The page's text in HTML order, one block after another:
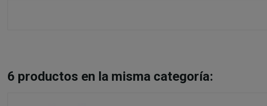
6 productos en la misma categoría: